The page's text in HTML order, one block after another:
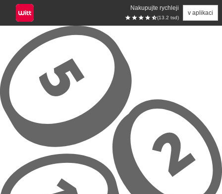
Nakupujte rychleji
(13.2 tsd)
v aplikaci
Přeskočit na hlavní obsah